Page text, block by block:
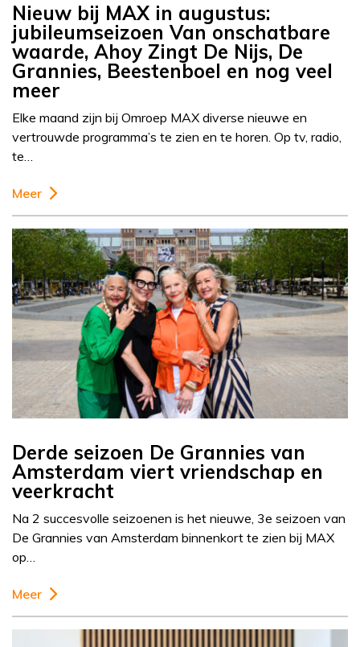
Nieuw bij MAX in augustus:
jubileumseizoen Van onschatbare
waarde, Ahoy Zingt De Nijs, De
Grannies, Beestenboel en nog veel
meer
Elke maand zijn bij Omroep MAX diverse nieuwe en
vertrouwde programma’s te zien en te horen. Op tv, radio,
te…
Meer
Derde seizoen De Grannies van
Amsterdam viert vriendschap en
veerkracht
Na 2 succesvolle seizoenen is het nieuwe, 3e seizoen van
De Grannies van Amsterdam binnenkort te zien bij MAX
op…
Meer